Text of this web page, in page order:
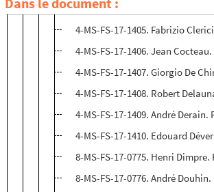
8-MS-FS-17-0773. Charles-
4-MS-FS-17-1405. Fabrizio
4-MS-FS-17-1406. Jean
4-MS-FS-17-1407. Giorgio De
4-MS-FS-17-1408. Robert
4-MS-FS-17-1409. André
4-MS-FS-17-1410. Edouard
8-MS-FS-17-0775. Henri
8-MS-FS-17-0776. André